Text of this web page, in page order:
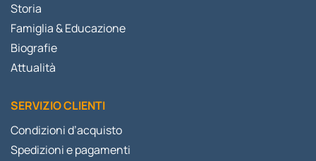
Storia
Famiglia & Educazione
Biografie
Attualità
SERVIZIO CLIENTI
Condizioni d’acquisto
Spedizioni e pagamenti